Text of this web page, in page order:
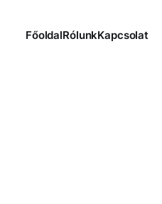
FőoldalRólunkKapcsolat